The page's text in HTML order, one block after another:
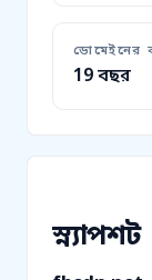
ডোমেইনের
19 বছর
স্ন্যাপশট